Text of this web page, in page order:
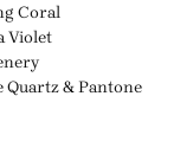
Coral
Violet
Quartz & Pantone